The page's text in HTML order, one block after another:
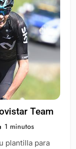
Team
1 minutos
plantilla para